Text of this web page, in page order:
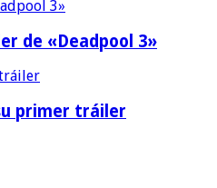
de «Deadpool 3»
primer tráiler